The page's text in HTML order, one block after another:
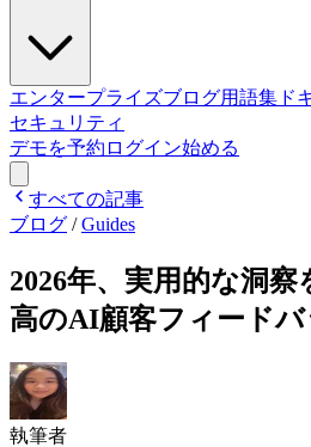
エンタープライズブログ用語集 ド
セキュリティ
デモを予約 ログイン始める
すべての記事
ブログ /Guides
2026年、実用的な洞
高のAI顧客フィード
執筆者